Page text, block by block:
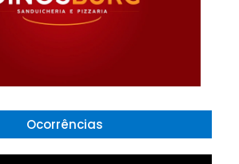
Ocorrências